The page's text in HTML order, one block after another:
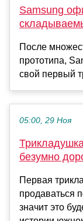
Samsung
После
прототипа,
свой первый
05:00, 29 Ноя
безумно
Первая
продаваться
значит это